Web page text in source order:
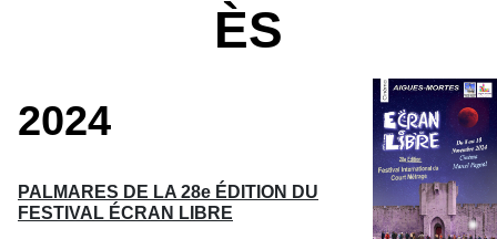
ÈS
2024
PALMARES DE LA 28e ÉDITION DU
FESTIVAL ÉCRAN LIBRE